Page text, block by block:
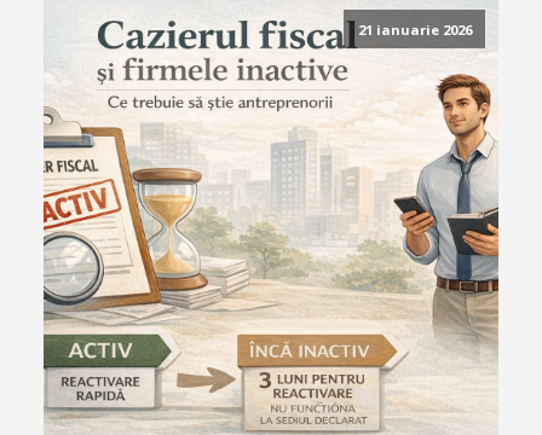
21 ianuarie 2026